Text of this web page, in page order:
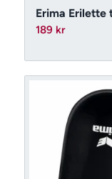
Erima Erilette
189 kr